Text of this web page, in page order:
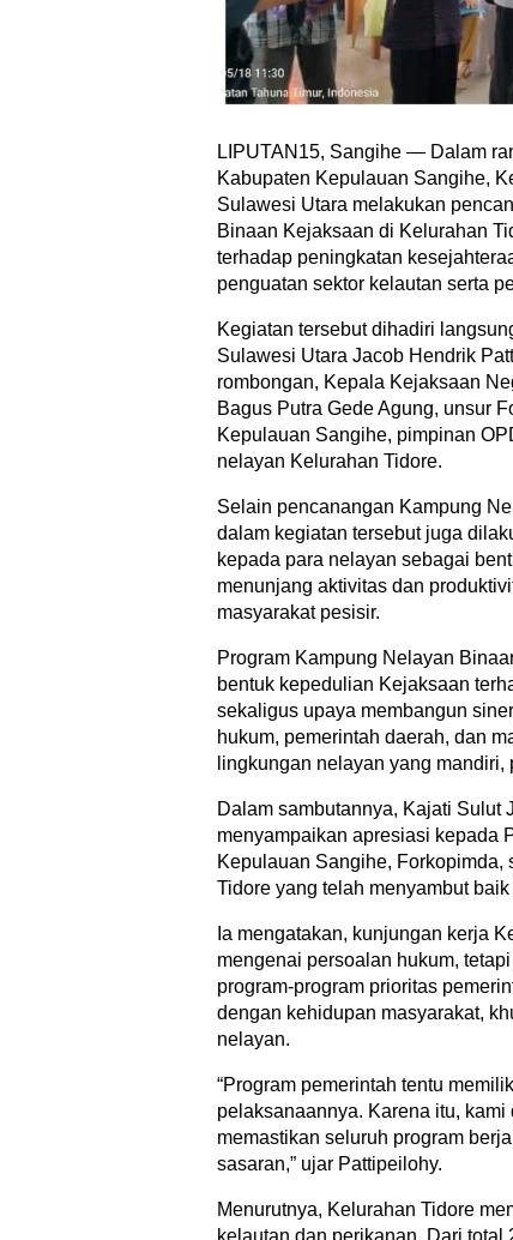
LIPUTAN15, Sangihe — Dalam
Kabupaten Kepulauan Sangihe,
Sulawesi Utara melakukan
Binaan Kejaksaan di Kelurahan
terhadap peningkatan
penguatan sektor kelautan serta
Kegiatan tersebut dihadiri
Sulawesi Utara Jacob Hendrik
rombongan, Kepala Kejaksaan
Bagus Putra Gede Agung, unsur
Kepulauan Sangihe, pimpinan
nelayan Kelurahan Tidore.
Selain pencanangan Kampung
dalam kegiatan tersebut juga
kepada para nelayan sebagai
menunjang aktivitas dan
masyarakat pesisir.
Program Kampung Nelayan
bentuk kepedulian Kejaksaan
sekaligus upaya membangun
hukum, pemerintah daerah, dan
lingkungan nelayan yang mandiri,
Dalam sambutannya, Kajati Sulut
menyampaikan apresiasi kepada
Kepulauan Sangihe, Forkopimda,
Tidore yang telah menyambut
Ia mengatakan, kunjungan kerja
mengenai persoalan hukum,
program-program prioritas
dengan kehidupan masyarakat,
nelayan.
“Program pemerintah tentu
pelaksanaannya. Karena itu,
memastikan seluruh program
sasaran,” ujar Pattipeilohy.
Menurutnya, Kelurahan Tidore
kelautan dan perikanan. Dari